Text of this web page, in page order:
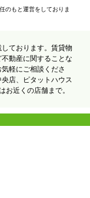
のもと運営をしておりま
ております。賃貸物
動産に関することな
軽にご相談くださ
店、ピタットハウス
お近くの店舗まで。